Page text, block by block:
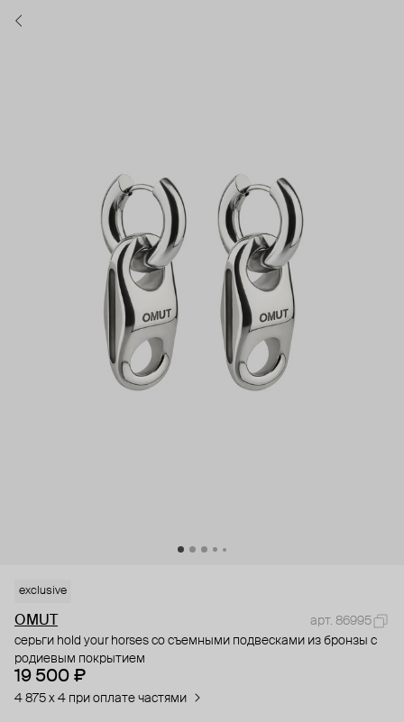
exclusive
OMUT
арт. 86995
серьги hold your horses со съемными подвесками из бронзы с
родиевым покрытием
19 500 ₽
4 875 x 4 при оплате частями